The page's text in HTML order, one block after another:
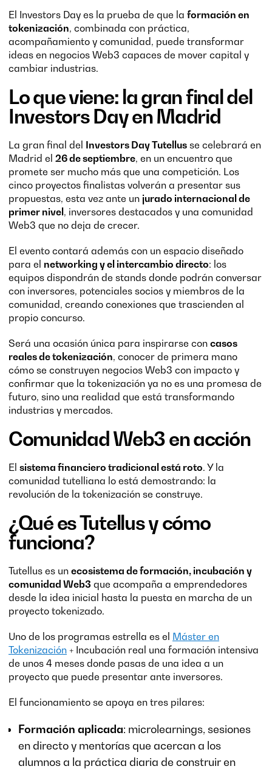
El Investors Day es la prueba de que la formación en
tokenización, combinada con práctica,
acompañamiento y comunidad, puede transformar
ideas en negocios Web3 capaces de mover capital y
cambiar industrias.
Lo que viene: la gran final del
Investors Day en Madrid
La gran final del Investors Day Tutellus se celebrará en
Madrid el 26 de septiembre, en un encuentro que
promete ser mucho más que una competición. Los
cinco proyectos finalistas volverán a presentar sus
propuestas, esta vez ante un jurado internacional de
primer nivel, inversores destacados y una comunidad
Web3 que no deja de crecer.
El evento contará además con un espacio diseñado
para el networking y el intercambio directo: los
equipos dispondrán de stands donde podrán conversar
con inversores, potenciales socios y miembros de la
comunidad, creando conexiones que trascienden al
propio concurso.
Será una ocasión única para inspirarse con casos
reales de tokenización, conocer de primera mano
cómo se construyen negocios Web3 con impacto y
confirmar que la tokenización ya no es una promesa de
futuro, sino una realidad que está transformando
industrias y mercados.
Comunidad Web3 en acción
El sistema financiero tradicional está roto. Y la
comunidad tutelliana lo está demostrando: la
revolución de la tokenización se construye.
¿Qué es Tutellus y cómo
funciona?
Tutellus es un ecosistema de formación, incubación y
comunidad Web3 que acompaña a emprendedores
desde la idea inicial hasta la puesta en marcha de un
proyecto tokenizado.
Uno de los programas estrella es el Máster en
Tokenización + Incubación real una formación intensiva
de unos 4 meses donde pasas de una idea a un
proyecto que puede presentar ante inversores.
El funcionamiento se apoya en tres pilares:
Formación aplicada: microlearnings, sesiones
en directo y mentorías que acercan a los
alumnos a la práctica diaria de construir en